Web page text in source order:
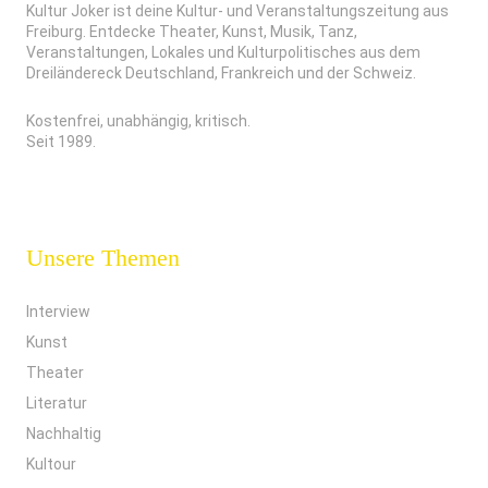
Kultur Joker ist deine Kultur- und Veranstaltungszeitung aus
Freiburg. Entdecke Theater, Kunst, Musik, Tanz,
Veranstaltungen, Lokales und Kulturpolitisches aus dem
Dreiländereck Deutschland, Frankreich und der Schweiz.
Kostenfrei, unabhängig, kritisch.
Seit 1989.
Unsere Themen
Interview
Kunst
Theater
Literatur
Nachhaltig
Kultour